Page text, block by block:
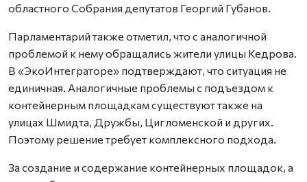
областного Собрания депутатов Георгий Губанов.
Парламентарий также отметил, что с аналогичной
проблемой к нему обращались жители улицы Кедрова.
В «ЭкоИнтеграторе» подтверждают, что ситуация не
единичная. Аналогичные проблемы с подъездом к
контейнерным площадкам существуют также на
улицах Шмидта, Дружбы, Цигломенской и других.
Поэтому решение требует комплексного подхода.
За создание и содержание контейнерных площадок, а